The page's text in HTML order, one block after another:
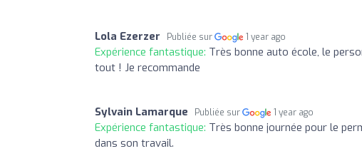
Lola Ezerzer Publiée sur 1 year ago
Expérience fantastique: Très bonne auto école, le
tout ! Je recommande
Sylvain Lamarque Publiée sur 1 year ago
Expérience fantastique: Très bonne journée pour le
dans son travail.